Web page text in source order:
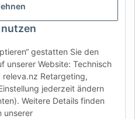
gestatten Sie den
unserer Website: Technisch
releva.nz Retargeting,
jederzeit ändern
Weitere Details finden
unserer
HR
| Ihr Experte für Anhänger-
& Zubehör